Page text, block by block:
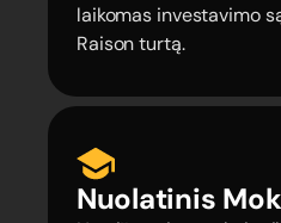
laikomas investavimo
Raison turtą.
Nuolatinis